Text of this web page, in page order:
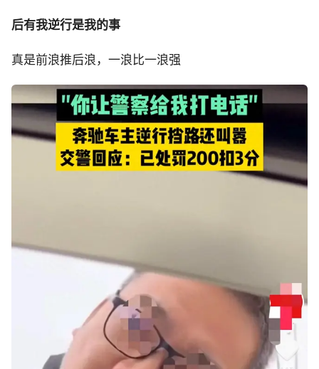
后有我逆行是我的事
真是前浪推后浪，一浪比一浪强